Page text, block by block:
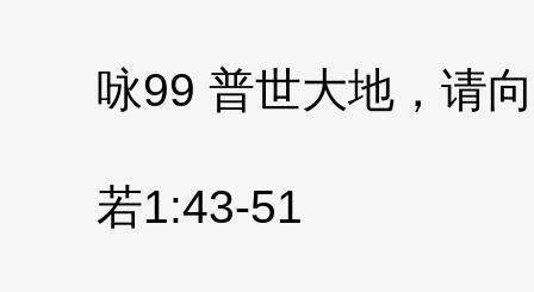
咏99 普世大地，请
若1:43-51